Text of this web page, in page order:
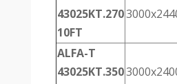
43025KT.270
10FT
ALFA-T
43025KT.350